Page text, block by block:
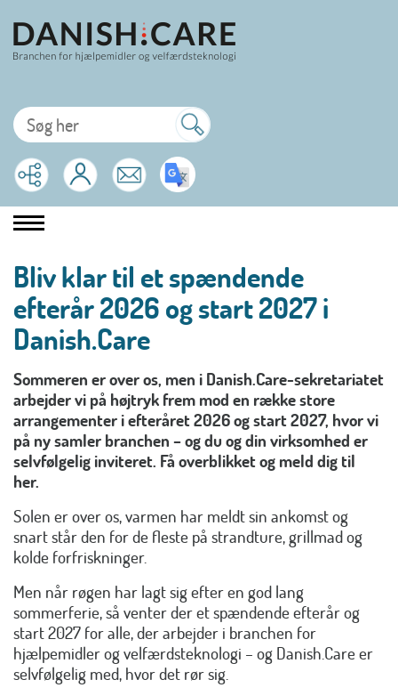
Bliv klar til et spændende
efterår 2026 og start 2027 i
Danish.Care
Sommeren er over os, men i Danish.Care-sekretariatet
arbejder vi på højtryk frem mod en række store
arrangementer i efteråret 2026 og start 2027, hvor vi
på ny samler branchen – og du og din virksomhed er
selvfølgelig inviteret. Få overblikket og meld dig til
her.
Solen er over os, varmen har meldt sin ankomst og
snart står den for de fleste på strandture, grillmad og
kolde forfriskninger.
Men når røgen har lagt sig efter en god lang
sommerferie, så venter der et spændende efterår og
start 2027 for alle, der arbejder i branchen for
hjælpemidler og velfærdsteknologi – og Danish.Care er
selvfølgelig med, hvor det rør sig.